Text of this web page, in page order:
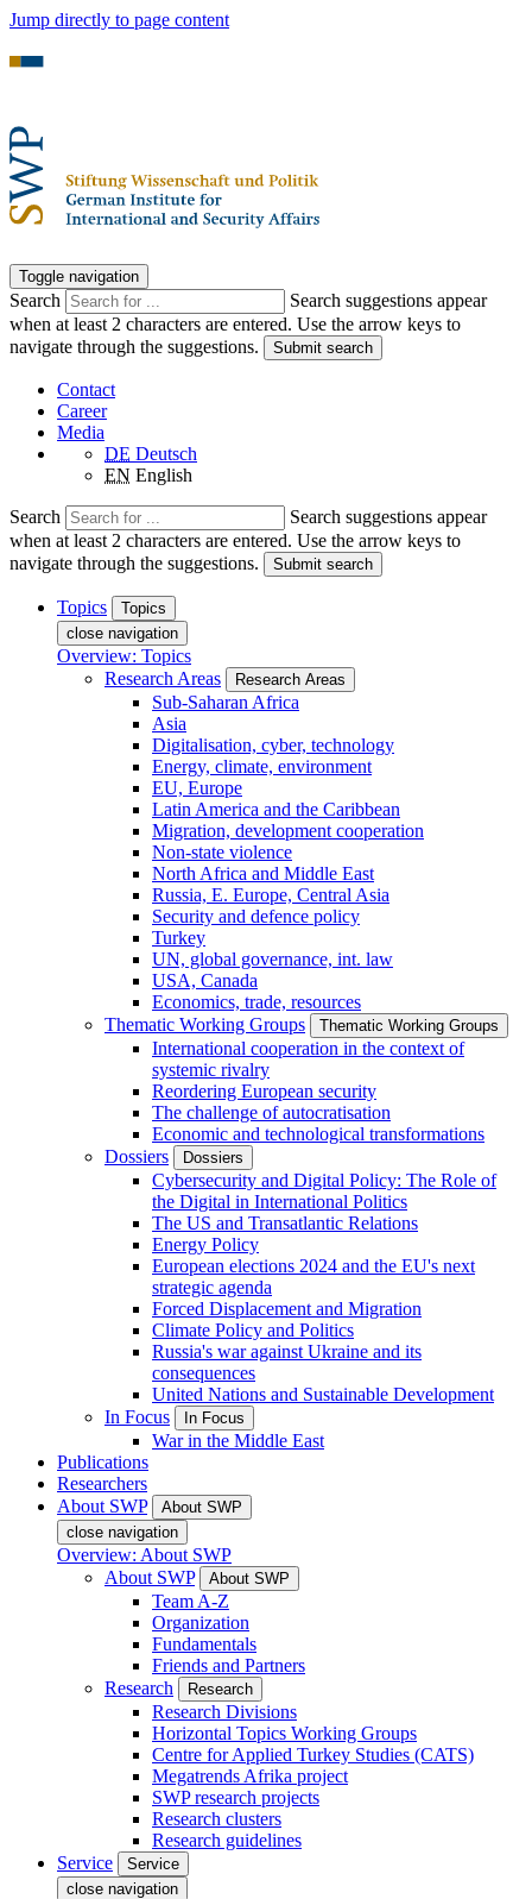
Jump directly to page content
Toggle navigation
Search
Search suggestions appear
when at least 2 characters are entered. Use the arrow keys to
navigate through the suggestions.
Submit search
Contact
Career
Media
DE Deutsch
EN English
Search
Search suggestions appear
when at least 2 characters are entered. Use the arrow keys to
navigate through the suggestions.
Submit search
Topics
Topics
close navigation
Overview: Topics
Research Areas
Research Areas
Sub-Saharan Africa
Asia
Digitalisation, cyber, technology
Energy, climate, environment
EU, Europe
Latin America and the Caribbean
Migration, development cooperation
Non-state violence
North Africa and Middle East
Russia, E. Europe, Central Asia
Security and defence policy
Turkey
UN, global governance, int. law
USA, Canada
Economics, trade, resources
Thematic Working Groups
Thematic Working Groups
International cooperation in the context of
systemic rivalry
Reordering European security
The challenge of autocratisation
Economic and technological transformations
Dossiers
Dossiers
Cybersecurity and Digital Policy: The Role of
the Digital in International Politics
The US and Transatlantic Relations
Energy Policy
European elections 2024 and the EU's next
strategic agenda
Forced Displacement and Migration
Climate Policy and Politics
Russia's war against Ukraine and its
consequences
United Nations and Sustainable Development
In Focus
In Focus
War in the Middle East
Publications
Researchers
About SWP
About SWP
close navigation
Overview: About SWP
About SWP
About SWP
Team A-Z
Organization
Fundamentals
Friends and Partners
Research
Research
Research Divisions
Horizontal Topics Working Groups
Centre for Applied Turkey Studies (CATS)
Megatrends Afrika project
SWP research projects
Research clusters
Research guidelines
Service
Service
close navigation